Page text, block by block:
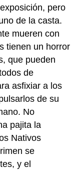
pero
de la casta.
mueren con
tienen un horror
que pueden
de
asfixiar a los
de su
No
pajita la
Nativos
se
y el